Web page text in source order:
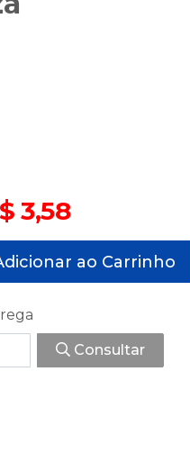
3,58
ao Carrinho
Consultar